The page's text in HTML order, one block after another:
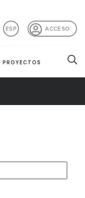
ACCESO
ESP
PROYECTOS